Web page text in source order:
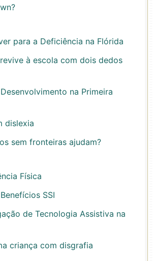
para a Deficiência na Flórida
à escola com dois dedos
na Primeira
dislexia
sem fronteiras ajudam?
Física
SSI
de Tecnologia Assistiva na
criança com disgrafia